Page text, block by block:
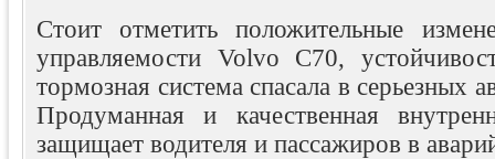
Стоит отметить положительные
управляемости Volvo C70,
тормозная система спасала в серьезных
Продуманная и качественная
защищает водителя и пассажиров в